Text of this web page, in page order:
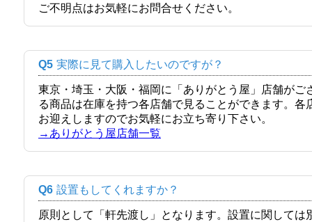
ご不明点はお気軽にお問合せください。
Q5 実際に見て購入したいのですが？
東京・埼玉・大阪・福岡に「ありがとう屋」店舗が
る商品は在庫を持つ各店舗で見ることができます。
お迎えしますのでお気軽にお立ち寄り下さい。
→ありがとう屋店舗一覧
Q6 設置もしてくれますか？
原則として「軒先渡し」となります。設置に関して